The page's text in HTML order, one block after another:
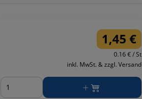
1,45 €
0.16 € / St
inkl. MwSt. & zzgl. Versand
Menge